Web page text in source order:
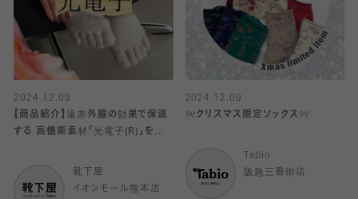
2024.12.09
【商品紹介】遠赤外線の効果で保温
する 高機能素材「光電子(R)」を使
靴下屋
イオンモール熊本店
2024.12.09
୨୧クリスマス限定ソックス୨୧
Tabio
阪急三番街店